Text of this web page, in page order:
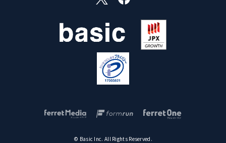
© Basic Inc. All Rights Reserved.